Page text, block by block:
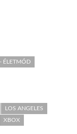
ÉLETMÓD
LOS ANGELES
XBOX